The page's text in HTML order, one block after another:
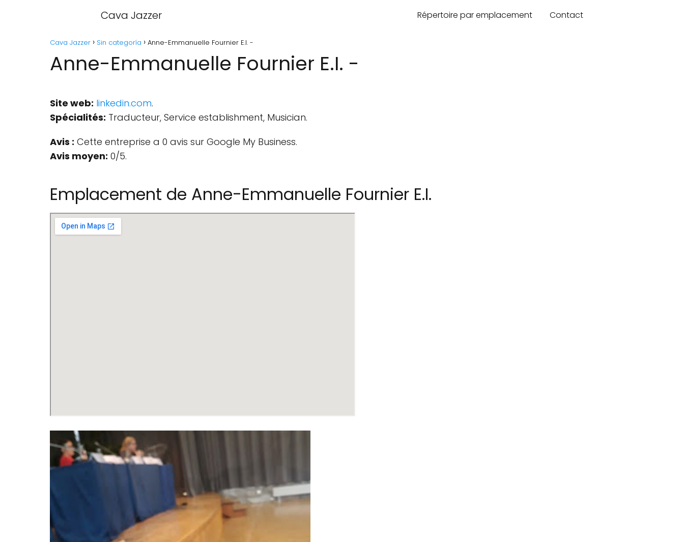
Cava Jazzer Répertoire par emplacement Contact
Cava Jazzer Sin categoría Anne-Emmanuelle Fournier E.I. -
Anne-Emmanuelle Fournier E.I. -
Site web: linkedin.com.
Spécialités: Traducteur, Service establishment, Musician.
Avis : Cette entreprise a 0 avis sur Google My Business.
Avis moyen: 0/5.
Emplacement de Anne-Emmanuelle Fournier E.I.